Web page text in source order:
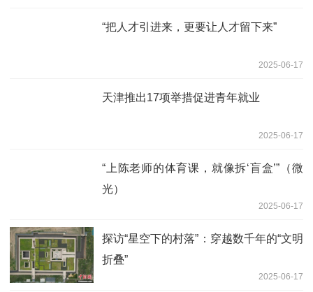
“把人才引进来，更要让人才留下来”
2025-06-17
天津推出17项举措促进青年就业
2025-06-17
“上陈老师的体育课，就像拆‘盲盒’”（微
光）
2025-06-17
探访“星空下的村落”：穿越数千年的“文明
折叠”
2025-06-17